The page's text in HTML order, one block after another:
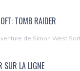
TOMB RAIDER
de Simon West
SUR LA LIGNE